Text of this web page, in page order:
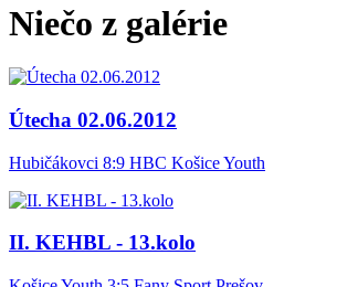
Niečo z galérie
Útecha 02.06.2012
Hubičákovci 8:9 HBC Košice Youth
II. KEHBL - 13.kolo